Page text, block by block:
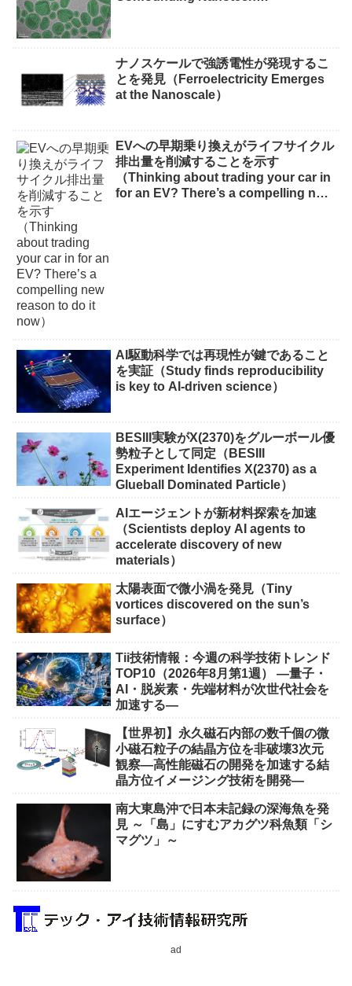
ナノスケールで強誘電性が発現するこ
とを発見（Ferroelectricity Emerges
at the Nanoscale）
EVへの早期乗り換えがライフサイクル
排出量を削減することを示す
（Thinking about trading your car in
for an EV? There’s a compelling new
AI駆動科学では再現性が鍵であること
を実証（Study finds reproducibility
is key to AI-driven science）
BESIII実験がX(2370)をグルーボール優
勢粒子として同定（BESIII
Experiment Identifies X(2370) as a
Glueball Dominated Particle）
AIエージェントが新材料探索を加速
（Scientists deploy AI agents to
accelerate discovery of new
materials）
太陽表面で微小渦を発見（Tiny
vortices discovered on the sun’s
surface）
Tii技術情報：今週の科学技術トレンド
TOP10（2026年8月第1週） ―量子・
AI・脱炭素・先端材料が次世代社会を
加速する―
【世界初】永久磁石内部の数千個の微
小磁石粒子の結晶方位を非破壊3次元
観察―高性能磁石の開発を加速する結
晶方位イメージング技術を開発―
南大東島沖で日本未記録の深海魚を発
見 ～「島」にすむアカグツ科魚類「シ
マグツ」～
ad